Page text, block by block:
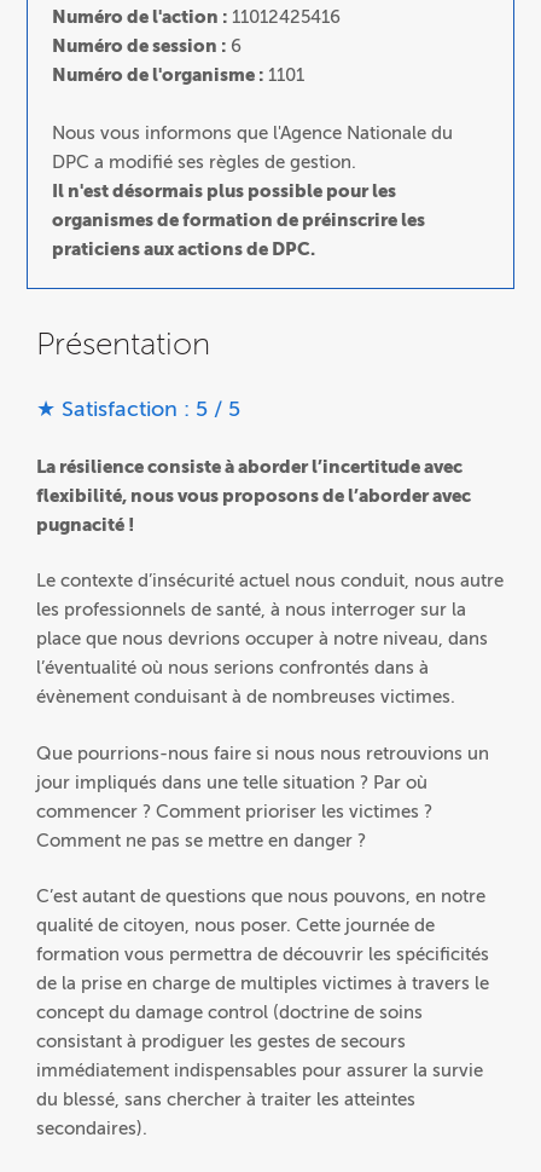
Numéro de l'action :11012425416
Numéro de session : 6
Numéro de l'organisme :1101
Nous vous informons que l'Agence Nationale du
DPC a modifié ses règles de gestion.
Il n'est désormais plus possible pour les
organismes de formation de préinscrire les
praticiens aux actions de DPC.
Présentation
★ Satisfaction : 5 / 5
La résilience consiste à aborder l’incertitude avec
flexibilité, nous vous proposons de l’aborder avec
pugnacité !
Le contexte d’insécurité actuel nous conduit, nous autre
les professionnels de santé, à nous interroger sur la
place que nous devrions occuper à notre niveau, dans
l’éventualité où nous serions confrontés dans à
évènement conduisant à de nombreuses victimes.
Que pourrions-nous faire si nous nous retrouvions un
jour impliqués dans une telle situation ? Par où
commencer ? Comment prioriser les victimes ?
Comment ne pas se mettre en danger ?
C’est autant de questions que nous pouvons, en notre
qualité de citoyen, nous poser. Cette journée de
formation vous permettra de découvrir les spécificités
de la prise en charge de multiples victimes à travers le
concept du damage control (doctrine de soins
consistant à prodiguer les gestes de secours
immédiatement indispensables pour assurer la survie
du blessé, sans chercher à traiter les atteintes
secondaires).